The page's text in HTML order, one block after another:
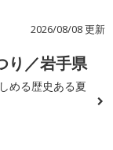
2026/08/08 更新
り／岩手県
める歴史ある夏